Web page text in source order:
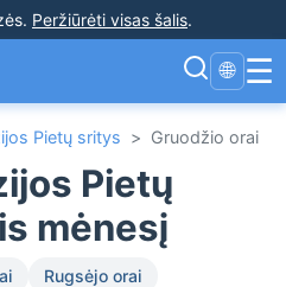
. Peržiūrėti visas šalis.
🌐 ☰
Pietų sritys > Gruodžio orai
Pietų
mėnesį
Rugsėjo orai